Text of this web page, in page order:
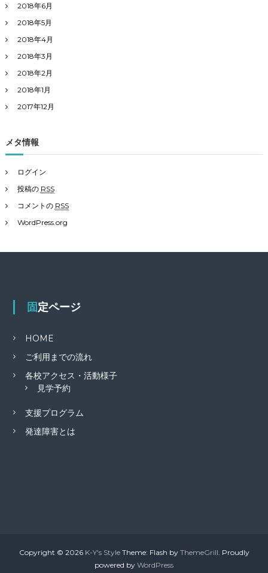
2018年6月
2018年5月
2018年4月
2018年3月
2018年2月
2018年1月
2017年12月
メタ情報
ログイン
投稿の RSS
コメントの RSS
WordPress.org
固定ページ
HOME
ご利用までの流れ
各校アクセス・活動様子
見学予約
支援プログラム
発達障害とは
Copyright © 2026 K-Y's StyleTheme: Flash by ThemeGrill . Proudly
powered by WordPress